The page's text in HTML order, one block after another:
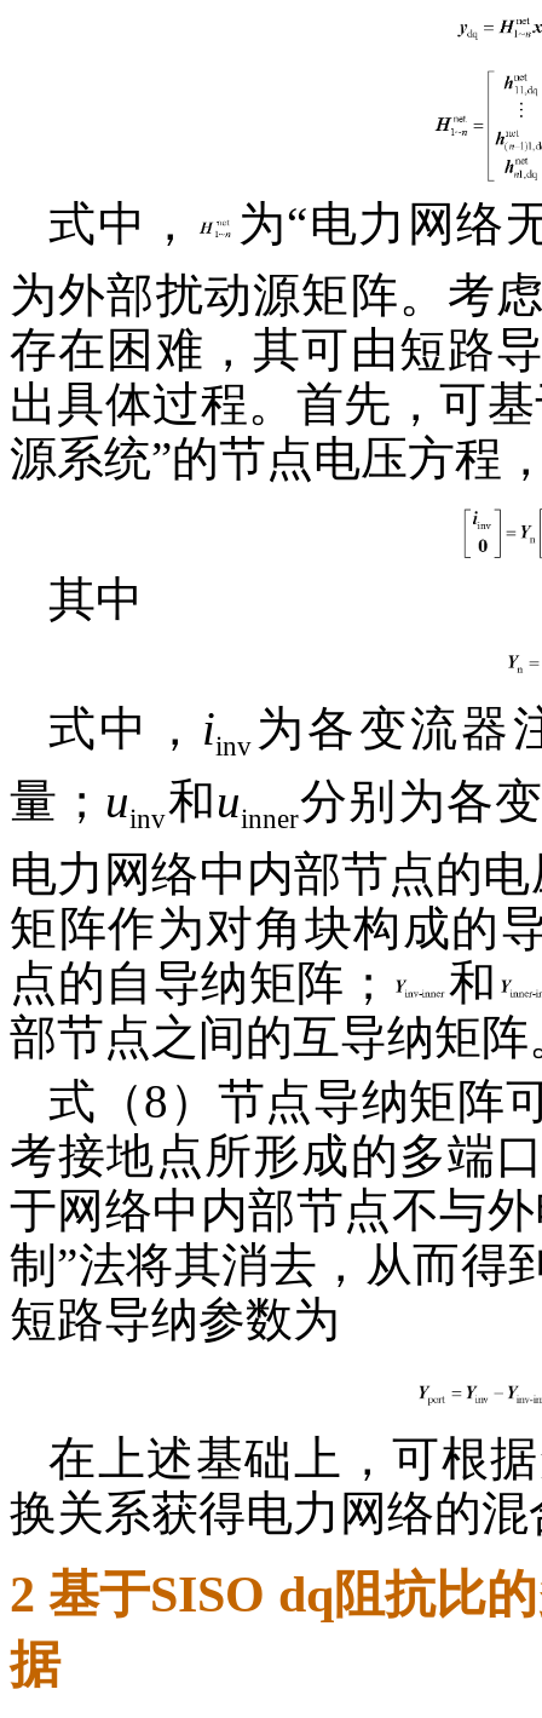
式中，
为“电力网络
为外部扰动源矩阵。考
存在困难，其可由短路
出具体过程。首先，可
源系统”的节点电压方程
其中
式中， iinv 为各变流器
量； uinv和uinner分别为各
电力网络中内部节点的
矩阵作为对角块构成的
点的自导纳矩阵；
和
部节点之间的互导纳矩阵
式（8）节点导纳矩阵
考接地点所形成的多端
于网络中内部节点不与
制”法将其消去，从而得
短路导纳参数为
在上述基础上，可根
换关系获得电力网络的
2 基于SISO dq阻抗比
据